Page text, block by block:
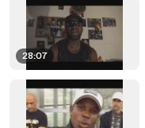
28:07